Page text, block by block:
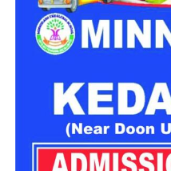
सूचना मिलते ही एसडीआरएफ,
एम्बुलेंस की संयुक्त टीम मौके पर
रेस्क्यू ऑपरेशन के दौरान राहत
लोगों को बाहर निकालने का